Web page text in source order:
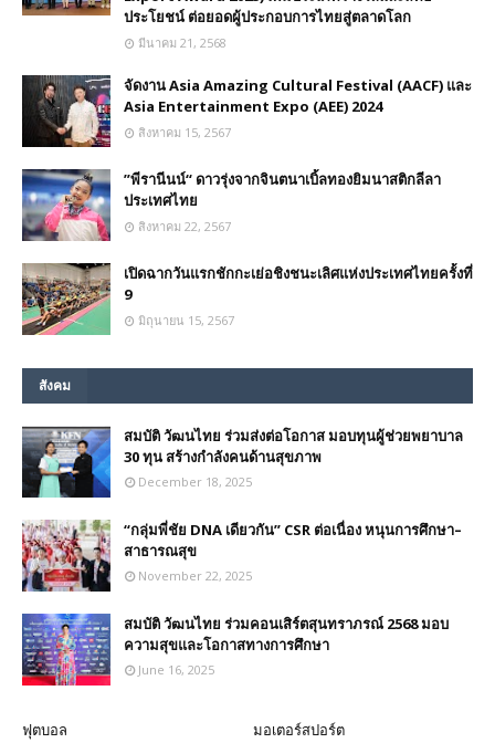
ประโยชน์ ต่อยอดผู้ประกอบการไทยสู่ตลาดโลก
มีนาคม 21, 2568
จัดงาน Asia Amazing Cultural Festival (AACF) และ
Asia Entertainment Expo (AEE) 2024
สิงหาคม 15, 2567
”พีรานีนน์“​ ดาวรุ่งจากจินตนาเบิ้ลทองยิมนาสติกลีลา
ประเทศไทย
สิงหาคม 22, 2567
เปิดฉากวันแรกชักกะเย่อชิงชนะเลิศแห่งประเทศไทยครั้งที่
9
มิถุนายน 15, 2567
สังคม
สมบัติ วัฒนไทย ร่วมส่งต่อโอกาส มอบทุนผู้ช่วยพยาบาล
30 ทุน สร้างกำลังคนด้านสุขภาพ
December 18, 2025
“กลุ่มพี่ชัย DNA เดียวกัน” CSR ต่อเนื่อง หนุนการศึกษา–
สาธารณสุข
November 22, 2025
สมบัติ วัฒนไทย ร่วมคอนเสิร์ตสุนทราภรณ์ 2568 มอบ
ความสุขและโอกาสทางการศึกษา
June 16, 2025
ฟุตบอล มอเตอร์สปอร์ต